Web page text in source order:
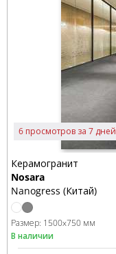
6 просмотров за 7 дней
Керамогранит
Nosara
Nanogress (Китай)
Размер: 1500x750 мм
В наличии